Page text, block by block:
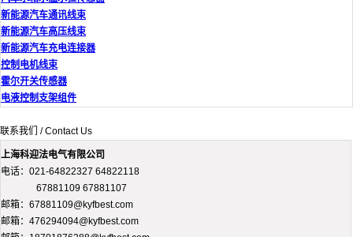
新能源汽车通讯线束
新能源汽车高压线束
新能源汽车充电连接器
控制电机线束
霍尔开关传感器
电液控制支架组件
联系我们 / Contact Us
上海科迎法电气有限公司
电话：021-64822327 64822118
67881109 67881107
邮箱：67881109@kyfbest.com
邮箱：476294094@kyfbest.com